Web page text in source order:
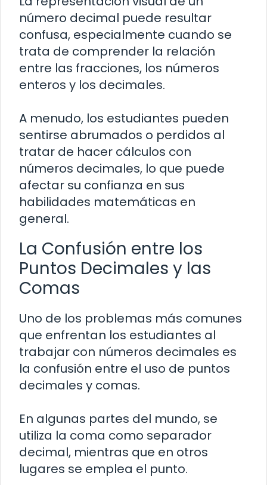
número decimal puede resultar
confusa, especialmente cuando se
trata de comprender la relación
entre las fracciones, los números
enteros y los decimales.
A menudo, los estudiantes pueden
sentirse abrumados o perdidos al
tratar de hacer cálculos con
números decimales, lo que puede
afectar su confianza en sus
habilidades matemáticas en
general.
La Confusión entre los
Puntos Decimales y las
Comas
Uno de los problemas más comunes
que enfrentan los estudiantes al
trabajar con números decimales es
la confusión entre el uso de puntos
decimales y comas.
En algunas partes del mundo, se
utiliza la coma como separador
decimal, mientras que en otros
lugares se emplea el punto.